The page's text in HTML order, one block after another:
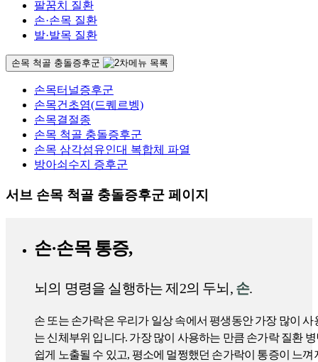
팔꿈치 질환
손·손목 질환
발·발목 질환
손목 척골 충돌증후군
손목터널증후군
손목건초염(드퀘르벵)
손목결절종
손목 척골 충돌증후군
손목 삼각섬유인대 복합체 파열
방아쇠수지 증후군
서브 손목 척골 충돌증후군 페이지
손·손목 통증,
뇌의 명령을 실행하는 제2의 두뇌, 손.
손 또는 손가락은 우리가 일상 속에서 평생동안 가장 많이 사
는 신체부위 입니다. 가장 많이 사용하는 만큼 손가락 질환
쉽게 노출될 수 있고, 평소에 멀쩡했던 손가락이 통증이 느껴